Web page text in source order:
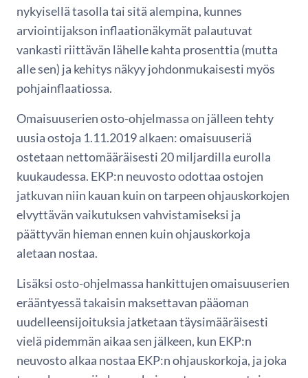
nykyisellä tasolla tai sitä alempina, kunnes
arviointijakson inflaationäkymät palautuvat
vankasti riittävän lähelle kahta prosenttia (mutta
alle sen) ja kehitys näkyy johdonmukaisesti myös
pohjainflaatiossa.
Omaisuuserien osto-ohjelmassa on jälleen tehty
uusia ostoja 1.11.2019 alkaen: omaisuuseriä
ostetaan nettomääräisesti 20 miljardilla eurolla
kuukaudessa. EKP:n neuvosto odottaa ostojen
jatkuvan niin kauan kuin on tarpeen ohjauskorkojen
elvyttävän vaikutuksen vahvistamiseksi ja
päättyvän hieman ennen kuin ohjauskorkoja
aletaan nostaa.
Lisäksi osto-ohjelmassa hankittujen omaisuuserien
erääntyessä takaisin maksettavan pääoman
uudelleensijoituksia jatketaan täysimääräisesti
vielä pidemmän aikaa sen jälkeen, kun EKP:n
neuvosto alkaa nostaa EKP:n ohjauskorkoja, ja joka